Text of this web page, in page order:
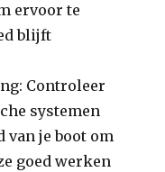
ervoor te
blijft
Controleer
systemen
van je boot om
goed werken